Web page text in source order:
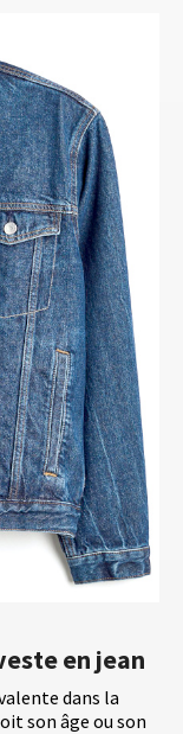
en jean
dans la
son âge ou son